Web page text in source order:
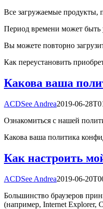
Все загружаемые продукты,
Период времени может быть
Вы можете повторно
Как переустановить
Какова ваша
ACDSee Andrea2019-06-
Ознакомиться с нашей
Какова ваша политика
Как настроить
ACDSee Andrea2019-06-
Большинство браузеров
(например, Internet Explorer,